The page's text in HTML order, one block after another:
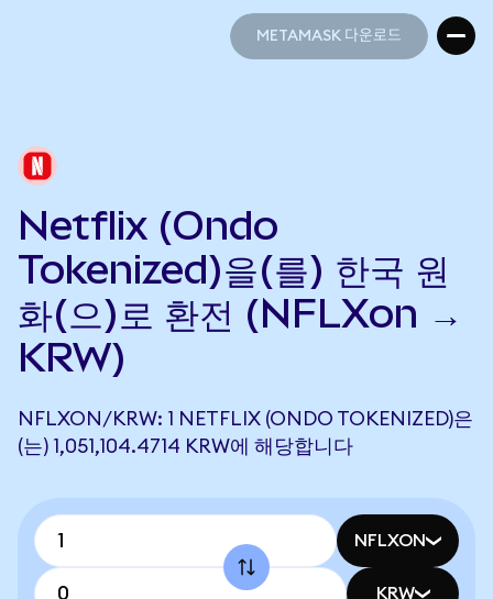
METAMASK 다운로드
Netflix (Ondo
Tokenized)을(를) 한국 원
화(으)로 환전 (NFLXon →
KRW)
NFLXON/KRW: 1 NETFLIX (ONDO TOKENIZED)은
(는) 1,051,104.4714 KRW에 해당합니다
NFLXON
KRW